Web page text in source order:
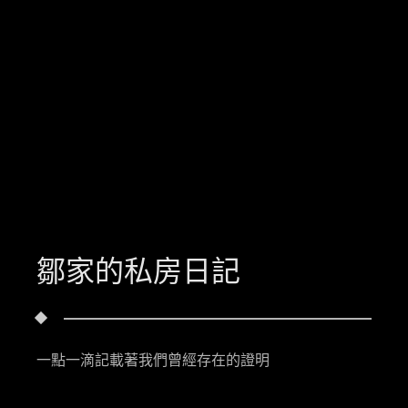
鄒家的私房日記
一點一滴記載著我們曾經存在的證明